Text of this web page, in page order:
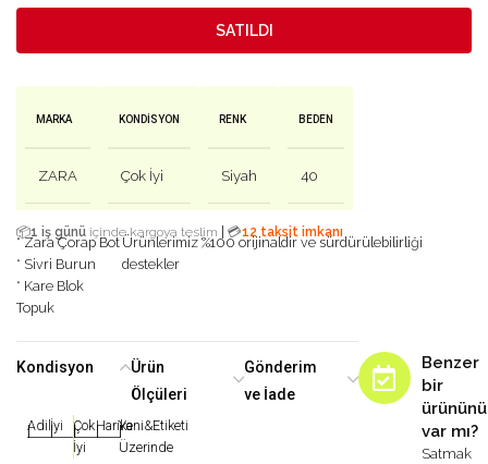
SATILDI
MARKA
ZARA
KONDISYON
Çok İyi
RENK
Siyah
BEDEN
40
📦1 iş günü içinde kargoya teslim 💳12 taksit imkanı
* Zara Çorap Bot
* Sivri Burun
* Kare Blok
Topuk
Ürünlerimiz %100 orijinaldir ve sürdürülebilirliği
destekler
Kondisyon
|Adil|İyi |Çok
İyi
|Harika
|Yeni&Etiketi
Üzerinde
Ürün
Ölçüleri
Gönderim
ve İade
Benzer
bir
var mı?
Satmak